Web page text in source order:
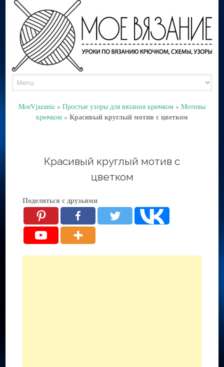
to
MoeVjazanie » Простые узоры для вязания крючком » Мотивы
крючком » Красивый круглый мотив с цветком
Красивый круглый мотив с
цветком
Поделиться с друзьями